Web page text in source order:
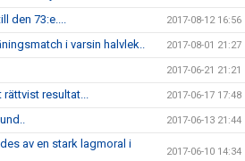
den 73:e.... 2017-08-12 16:56
i varsin halvlek.. 2017-08-01 21:27
2017-06-21 21:21
resultat... 2017-06-17 17:48
2017-06-13 21:44
av en stark lagmoral i
2017-06-10 14:34